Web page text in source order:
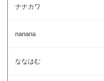
ナナカワ
nanana
ななはむ